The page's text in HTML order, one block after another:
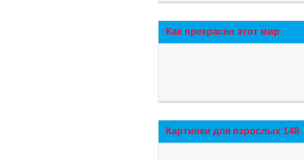
Как прекрасен этот мир
Картинки для взрослых 148